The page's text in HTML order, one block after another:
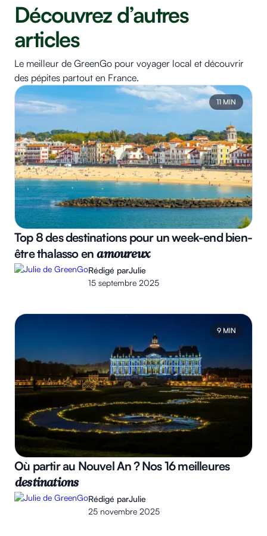
Découvrez d’autres
articles
Le meilleur de GreenGo pour voyager local et découvrir
des pépites partout en France.
11 MIN
Top 8 des destinations pour un week-end bien-
être thalasso en amoureux
Rédigé parJulie
15 septembre 2025
9 MIN
Où partir au Nouvel An ? Nos 16 meilleures
destinations
Rédigé parJulie
25 novembre 2025